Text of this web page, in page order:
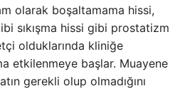
olarak boşaltamama hissi,
sıkışma hissi gibi prostatizm
olduklarında kliniğe
etkilenmeye başlar. Muayene
gerekli olup olmadığını